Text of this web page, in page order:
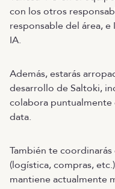
con los otros
responsable del área,
IA.
Además, estarás
desarrollo de Saltoki,
colabora
data.
También te
(logística, compras,
mantiene actualmente